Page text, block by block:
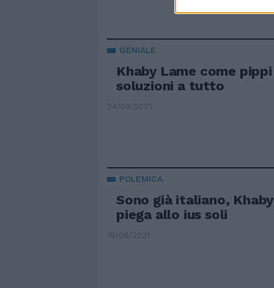
GENIALE
Khaby Lame come
soluzioni a tutto
24/08/2021
POLEMICA
Sono già italiano,
piega allo ius soli
18/08/2021